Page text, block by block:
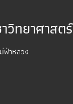
วิทยาศาสตร์
ฟ้าหลวง